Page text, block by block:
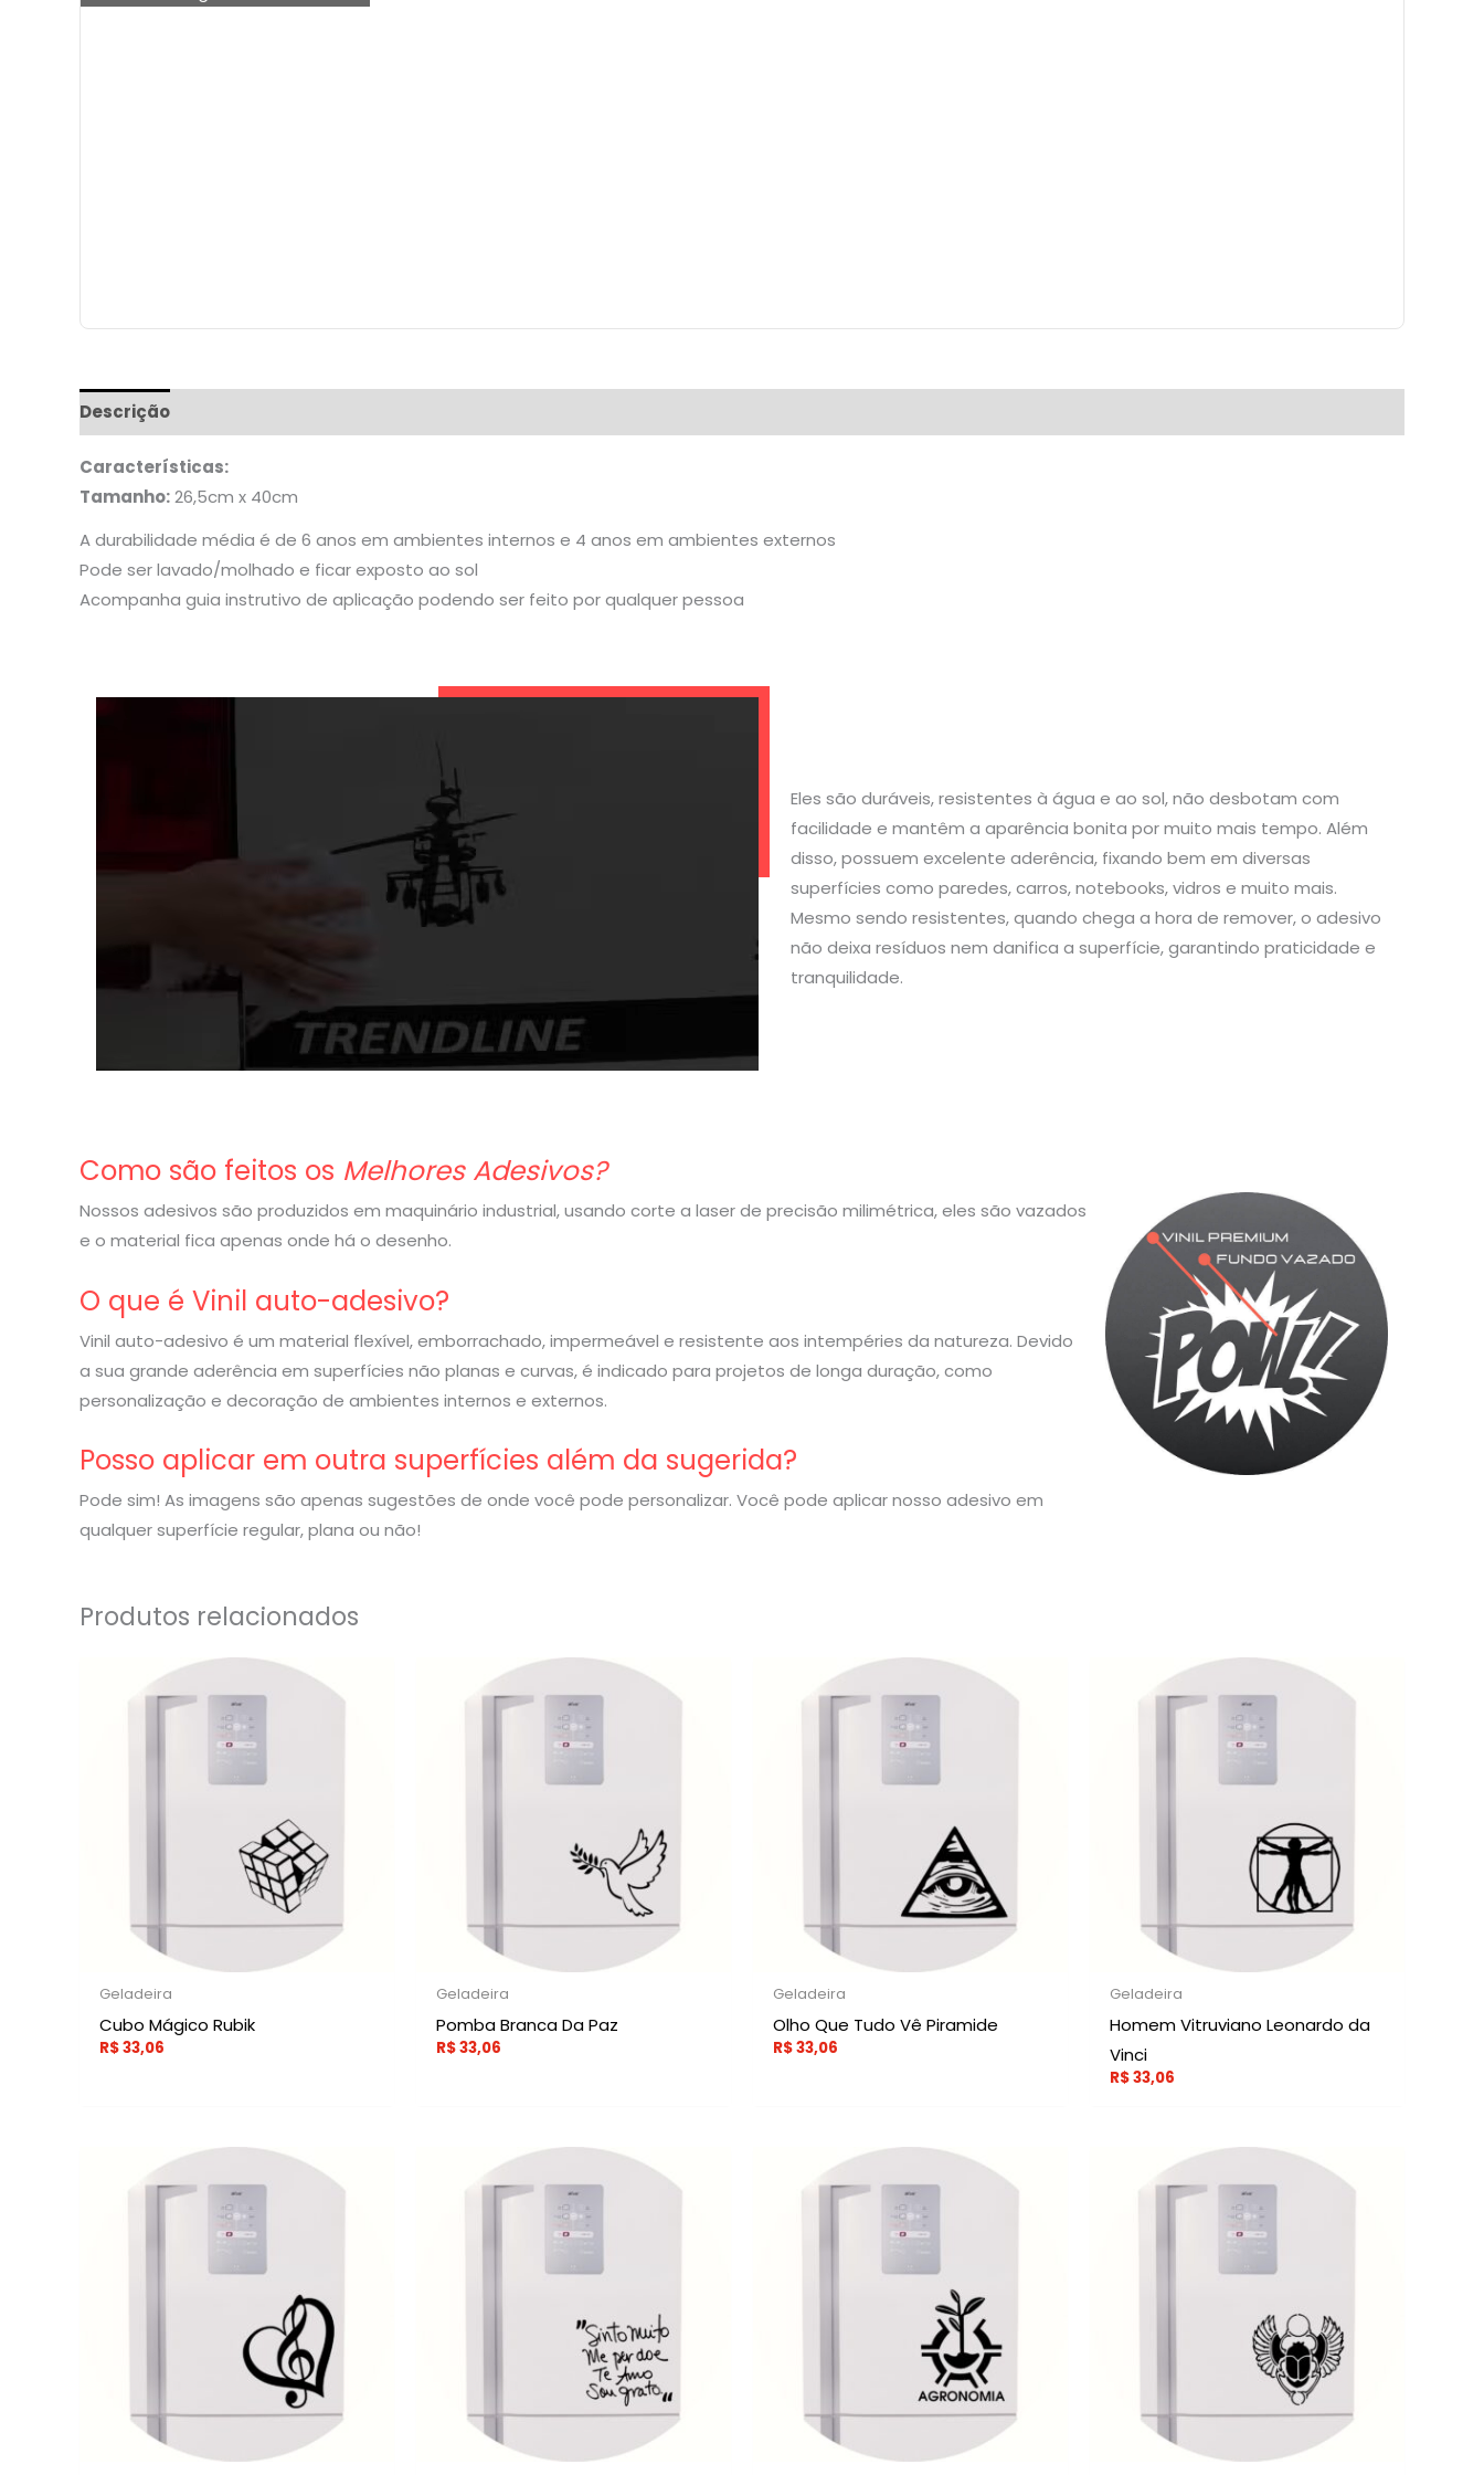
Descrição
Características:
Tamanho:26,5cm x 40cm
A durabilidade média é de 6 anos em ambientes internos e 4 anos em ambientes externos
Pode ser lavado/molhado e ficar exposto ao sol
Acompanha guia instrutivo de aplicação podendo ser feito por qualquer pessoa
Eles são duráveis, resistentes à água e ao sol, não desbotam com
facilidade e mantêm a aparência bonita por muito mais tempo. Além
disso, possuem excelente aderência, fixando bem em diversas
superfícies como paredes, carros, notebooks, vidros e muito mais.
Mesmo sendo resistentes, quando chega a hora de remover, o adesivo
não deixa resíduos nem danifica a superfície, garantindo praticidade e
tranquilidade.
Como são feitos os Melhores Adesivos?
Nossos adesivos são produzidos em maquinário industrial, usando corte a laser de precisão milimétrica, eles são vazados
e o material fica apenas onde há o desenho.
O que é Vinil auto-adesivo?
Vinil auto-adesivo é um material flexível, emborrachado, impermeável e resistente aos intempéries da natureza. Devido
a sua grande aderência em superfícies não planas e curvas, é indicado para projetos de longa duração, como
personalização e decoração de ambientes internos e externos.
Posso aplicar em outra superfícies além da sugerida?
Pode sim! As imagens são apenas sugestões de onde você pode personalizar. Você pode aplicar nosso adesivo em
qualquer superfície regular, plana ou não!
Produtos relacionados
Geladeira
Cubo Mágico Rubik
R$33,06
Geladeira
Pomba Branca Da Paz
R$33,06
Geladeira
Olho Que Tudo Vê Piramide
R$33,06
Geladeira
Homem Vitruviano Leonardo da
Vinci
R$33,06